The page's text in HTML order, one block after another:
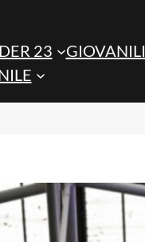
23 GIOVANILI